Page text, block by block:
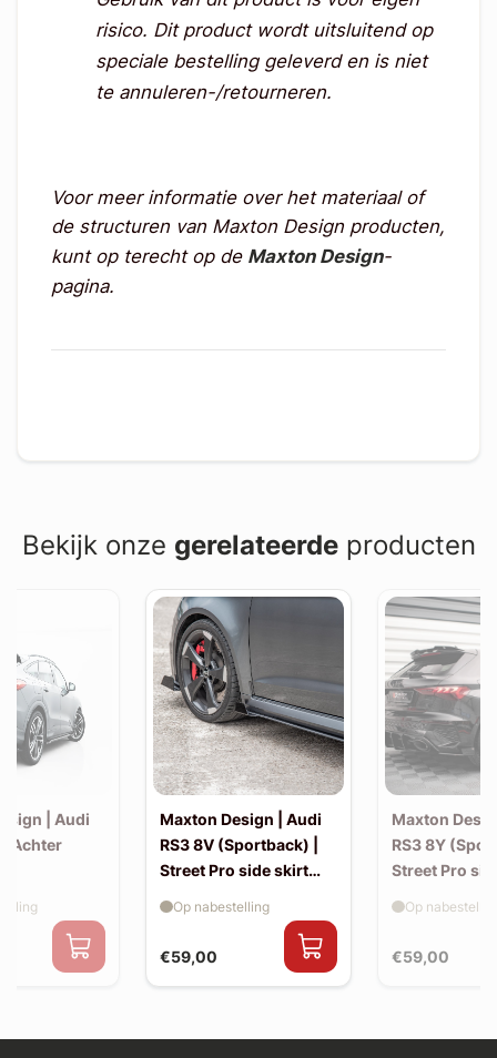
risico. Dit product wordt uitsluitend op
speciale bestelling geleverd en is niet
te annuleren-/retourneren.
Voor meer informatie over het materiaal of
de structuren van Maxton Design producten,
kunt op terecht op de Maxton Design-
pagina.
Bekijk onze gerelateerdeproducten
| Audi
| Achter
Maxton Design | Audi
RS3 8V (Sportback) |
Street Pro side skirt
€59,00
Op nabestelling
Maxton
RS3 8Y
Street Pro
€59,00
Op